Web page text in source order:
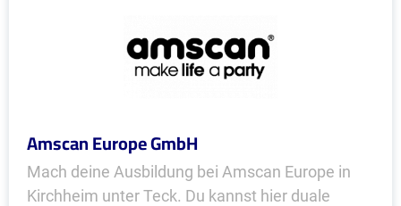
Amscan Europe GmbH
Mach deine Ausbildung bei Amscan Europe in
Kirchheim unter Teck. Du kannst hier duale